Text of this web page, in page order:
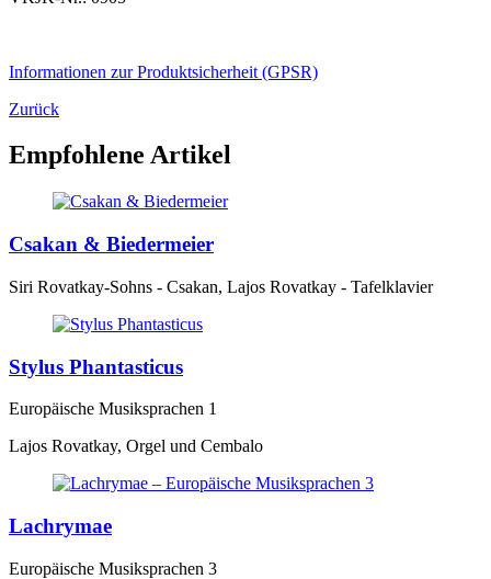
Informationen zur Produktsicherheit (GPSR)
Zurück
Empfohlene Artikel
Csakan & Biedermeier
Siri Rovatkay-Sohns - Csakan, Lajos Rovatkay - Tafelklavier
Stylus Phantasticus
Europäische Musiksprachen 1
Lajos Rovatkay, Orgel und Cembalo
Lachrymae
Europäische Musiksprachen 3